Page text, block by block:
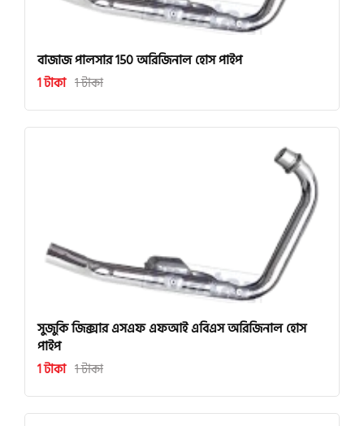
বাজাজ পালসার 150 অরিজিনাল হোস পাইপ
1 টাকা 1 টাকা
সুজুকি জিক্সার এসএফ এফআই এবিএস অরিজিনাল হোস
পাইপ
1 টাকা 1 টাকা